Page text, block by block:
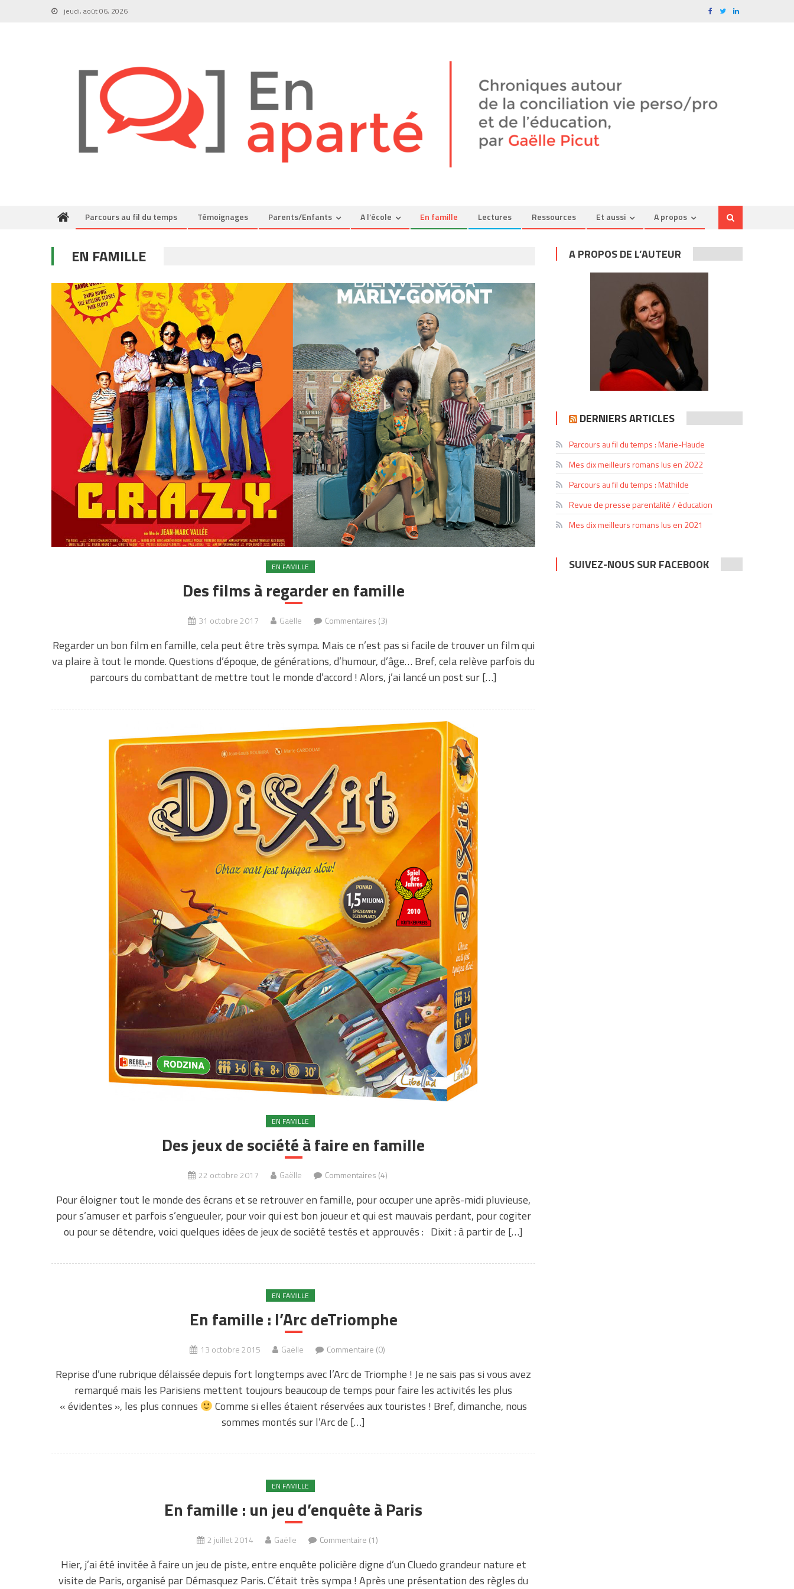
jeudi, août 06, 2026
Parcours au fil du temps Témoignages Parents/Enfants A l’école En famille Lectures Ressources Et aussi A propos
EN FAMILLE
EN FAMILLE
Des films à regarder en famille
31 octobre 2017 Gaëlle Commentaires (3)
Regarder un bon film en famille, cela peut être très sympa. Mais ce n’est pas si facile de trouver un film qui
va plaire à tout le monde. Questions d’époque, de générations, d’humour, d’âge… Bref, cela relève parfois du
parcours du combattant de mettre tout le monde d’accord ! Alors, j’ai lancé un post sur […]
EN FAMILLE
Des jeux de société à faire en famille
22 octobre 2017 Gaëlle Commentaires (4)
Pour éloigner tout le monde des écrans et se retrouver en famille, pour occuper une après-midi pluvieuse,
pour s’amuser et parfois s’engueuler, pour voir qui est bon joueur et qui est mauvais perdant, pour cogiter
ou pour se détendre, voici quelques idées de jeux de société testés et approuvés : Dixit : à partir de […]
EN FAMILLE
En famille : l’Arc deTriomphe
13 octobre 2015 Gaëlle Commentaire (0)
Reprise d’une rubrique délaissée depuis fort longtemps avec l’Arc de Triomphe ! Je ne sais pas si vous avez
remarqué mais les Parisiens mettent toujours beaucoup de temps pour faire les activités les plus
« évidentes », les plus connues
Comme si elles étaient réservées aux touristes ! Bref, dimanche, nous
sommes montés sur l’Arc de […]
EN FAMILLE
En famille : un jeu d’enquête à Paris
2 juillet 2014 Gaëlle Commentaire (1)
Hier, j’ai été invitée à faire un jeu de piste, entre enquête policière digne d’un Cluedo grandeur nature et
visite de Paris, organisé par Démasquez Paris. C’était très sympa ! Après une présentation des règles du
A PROPOS DE L’AUTEUR
DERNIERS ARTICLES
Parcours au fil du temps : Marie-Haude
Mes dix meilleurs romans lus en 2022
Parcours au fil du temps : Mathilde
Revue de presse parentalité / éducation
Mes dix meilleurs romans lus en 2021
SUIVEZ-NOUS SUR FACEBOOK